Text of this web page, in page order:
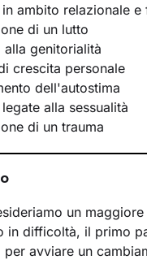
ambito relazionale e
di un lutto
alla genitorialità
crescita personale
dell'autostima
alla sessualità
di un trauma
un
in difficoltà, il primo
per avviare un